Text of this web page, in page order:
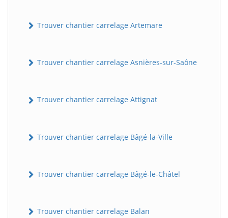
Trouver chantier carrelage Artemare
Trouver chantier carrelage Asnières-sur-Saône
Trouver chantier carrelage Attignat
Trouver chantier carrelage Bâgé-la-Ville
Trouver chantier carrelage Bâgé-le-Châtel
Trouver chantier carrelage Balan